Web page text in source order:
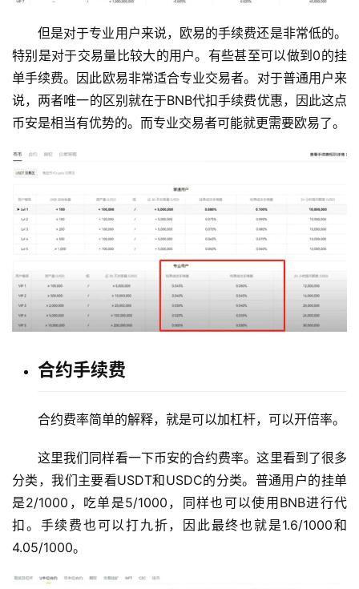
但是对于专业用户来说，欧易的手续费还是非常低的。
特别是对于交易量比较大的用户。有些甚至可以做到0的挂
单手续费。因此欧易非常适合专业交易者。对于普通用户来
说，两者唯一的区别就在于BNB代扣手续费优惠，因此这点
币安是相当有优势的。而专业交易者可能就更需要欧易了。
合约手续费
合约费率简单的解释，就是可以加杠杆，可以开倍率。
这里我们同样看一下币安的合约费率。这里看到了很多
分类，我们主要看USDT和USDC的分类。普通用户的挂单
是2/1000，吃单是5/1000，同样也可以使用BNB进行代
扣。手续费也可以打九折，因此最终也就是1.6/1000和
4.05/1000。